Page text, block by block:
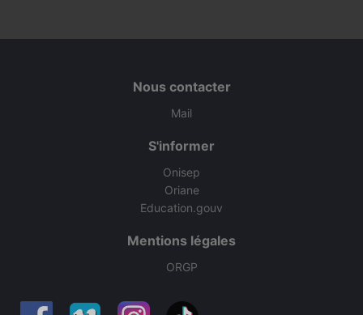
Nous contacter
Mail
S'informer
Onisep
Oriane
Education.gouv
Mentions légales
ORGP